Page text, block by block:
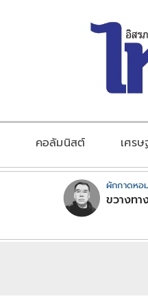
คอลัมนิสต์ เศร
ผักกาดหอ
ขวางทา